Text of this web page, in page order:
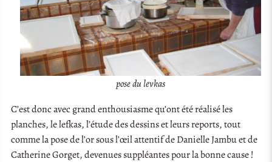
pose du levkas
C’est donc avec grand enthousiasme qu’ont été réalisé les
planches, le lefkas, l’étude des dessins et leurs reports, tout
comme la pose de l’or sous l’œil attentif de Danielle Jambu et de
Catherine Gorget, devenues suppléantes pour la bonne cause !